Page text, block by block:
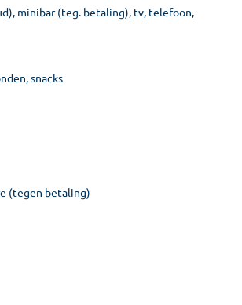
minibar (teg. betaling), tv, telefoon,
snacks
(tegen betaling)